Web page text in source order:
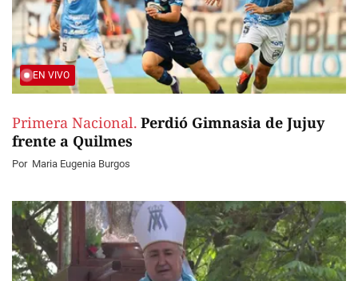
EN VIVO
Primera Nacional. Perdió Gimnasia de Jujuy
frente a Quilmes
Por Maria Eugenia Burgos